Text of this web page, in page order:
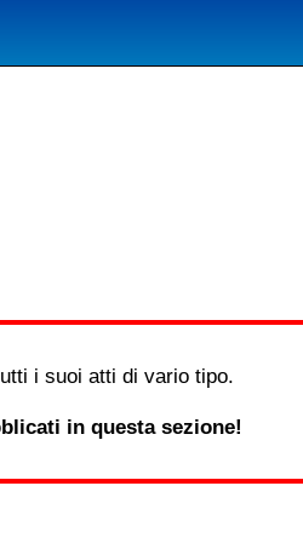
i suoi atti di vario tipo.
in questa sezione!